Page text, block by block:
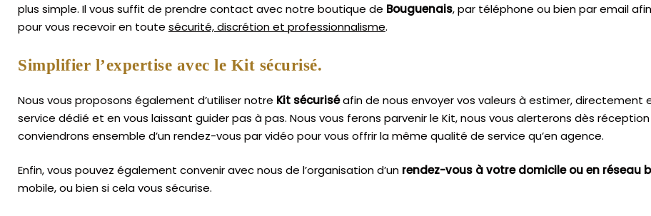
plus simple. Il vous suffit de prendre contact avec notre boutique de Bouguenais, par téléphone ou bien par email
pour vous recevoir en toute sécurité, discrétion et professionnalisme.
Simplifier l’expertise avec le Kit sécurisé.
Nous vous proposons également d’utiliser notre Kit sécuriséafin de nous envoyer vos valeurs à estimer, directement
service dédié et en vous laissant guider pas à pas. Nous vous ferons parvenir le Kit, nous vous alerterons dès
conviendrons ensemble d’un rendez-vous par vidéo pour vous offrir la même qualité de service qu’en agence.
Enfin, vous pouvez également convenir avec nous de l’organisation d’un rendez-vous à votre domicile ou en réseau
mobile, ou bien si cela vous sécurise.